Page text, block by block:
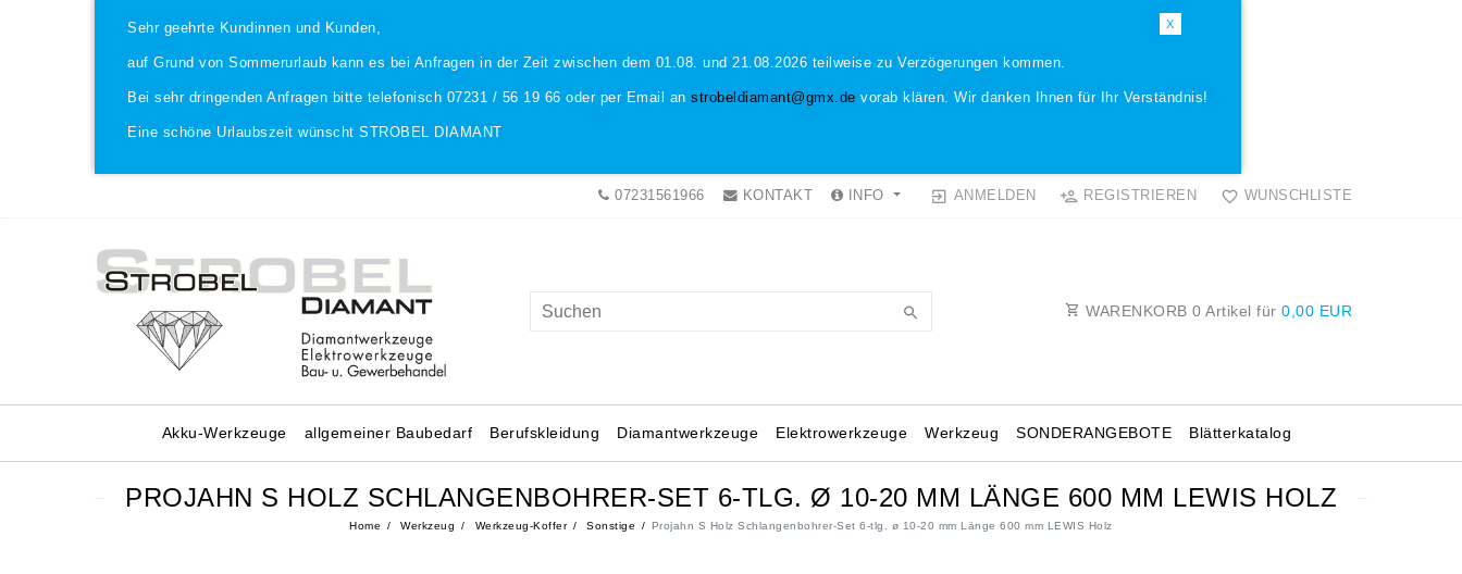
X
Sehr geehrte Kundinnen und Kunden,
auf Grund von Sommerurlaub kann es bei Anfragen in der Zeit zwischen dem 01.08. und 21.08.2026 teilweise zu Verzögerungen kommen.
Bei sehr dringenden Anfragen bitte telefonisch 07231 / 56 19 66 oder per Email an strobeldiamant@gmx.de vorab klären. Wir danken Ihnen für Ihr Verständnis!
Eine schöne Urlaubszeit wünscht STROBEL DIAMANT
07231561966 KONTAKT INFO ANMELDEN REGISTRIEREN WUNSCHLISTE
WARENKORB 0 Artikel für 0,00 EUR
Akku-Werkzeuge allgemeiner Baubedarf Berufskleidung Diamantwerkzeuge Elektrowerkzeuge Werkzeug Blätterkatalog
SONDERANGEBOTE
PROJAHN S HOLZ SCHLANGENBOHRER-SET 6-TLG. Ø 10-20 MM LÄNGE 600 MM LEWIS HOLZ
Home Werkzeug Werkzeug-Koffer Sonstige Projahn S Holz Schlangenbohrer-Set 6-tlg. ø 10-20 mm Länge 600 mm LEWIS Holz